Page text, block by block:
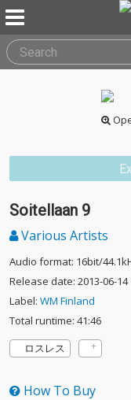
Soitellaan 9
Various Artists
Audio format: 16bit/
Release date: 2013-06-14
Label: WM Finland
Total runtime: 41:46
ロスレス
How To Buy